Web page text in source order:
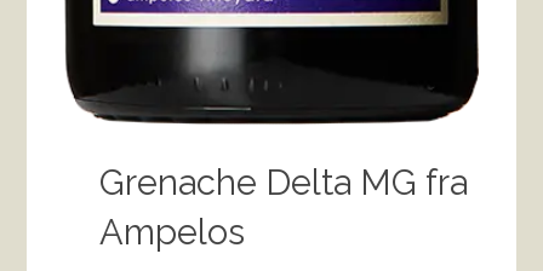
Grenache Delta MG fra
Ampelos